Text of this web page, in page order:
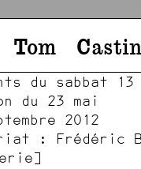
Tom
du sabbat 13
du 23 mai
2012
: Frédéric